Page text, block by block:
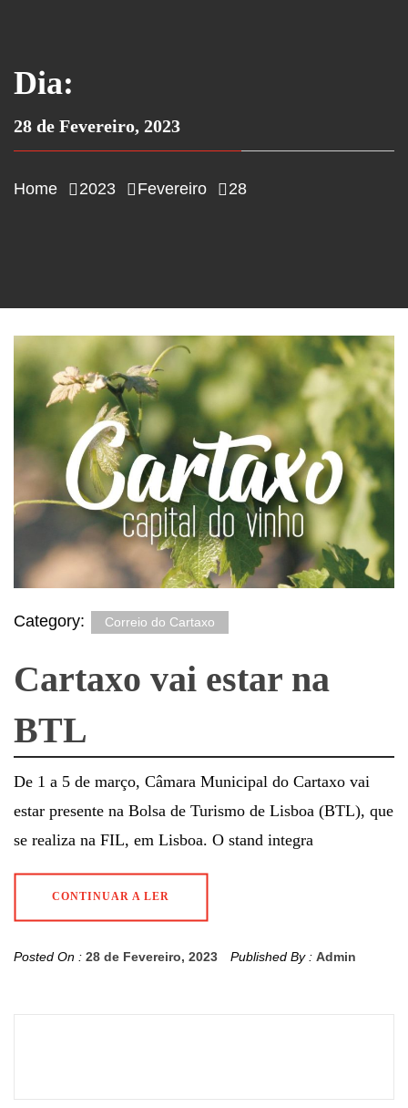
Dia:
28 de Fevereiro, 2023
Home 2023 Fevereiro 28
Category: Correio do Cartaxo
Cartaxo vai estar na
BTL
De 1 a 5 de março, Câmara Municipal do Cartaxo vai
estar presente na Bolsa de Turismo de Lisboa (BTL), que
se realiza na FIL, em Lisboa. O stand integra
CONTINUAR A LER
Posted On : 28 de Fevereiro, 2023 Published By : Admin